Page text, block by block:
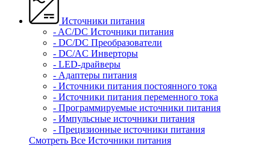
Источники питания
- AC/DC Источники питания
- DC/DC Преобразователи
- DC/AC Инверторы
- LED-драйверы
- Адаптеры питания
- Источники питания постоянного тока
- Источники питания переменного тока
- Программируемые источники питания
- Импульсные источники питания
- Прецизионные источники питания
Смотреть Все Источники питания